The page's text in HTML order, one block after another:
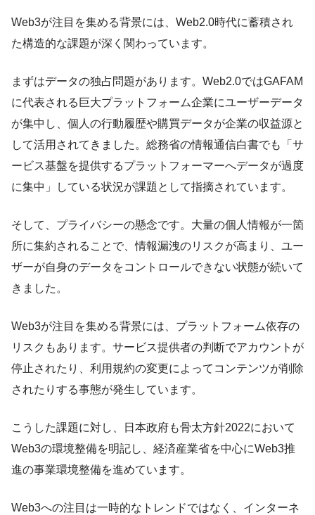
Web3が注目を集める背景には、Web2.0時代に蓄積され
た構造的な課題が深く関わっています。
まずはデータの独占問題があります。Web2.0ではGAFAM
に代表される巨大プラットフォーム企業にユーザーデータ
が集中し、個人の行動履歴や購買データが企業の収益源と
して活用されてきました。総務省の情報通信白書でも「サ
ービス基盤を提供するプラットフォーマーへデータが過度
に集中」している状況が課題として指摘されています。
そして、プライバシーの懸念です。大量の個人情報が一箇
所に集約されることで、情報漏洩のリスクが高まり、ユー
ザーが自身のデータをコントロールできない状態が続いて
きました。
Web3が注目を集める背景には、プラットフォーム依存の
リスクもあります。サービス提供者の判断でアカウントが
停止されたり、利用規約の変更によってコンテンツが削除
されたりする事態が発生しています。
こうした課題に対し、日本政府も骨太方針2022において
Web3の環境整備を明記し、経済産業省を中心にWeb3推
進の事業環境整備を進めています。
Web3への注目は一時的なトレンドではなく、インターネ